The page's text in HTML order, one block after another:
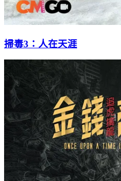
掃毒3：人在天涯